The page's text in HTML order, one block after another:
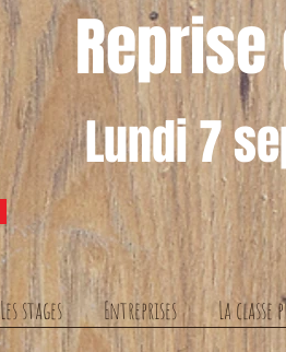
Lundi 7
Les stages Entreprises La classe